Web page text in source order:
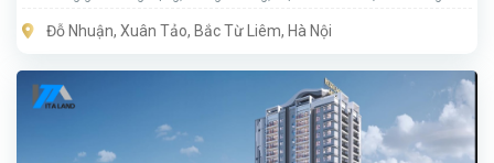
hàng đầu cho các doanh nghiệp tại Hà Nội.
Đỗ Nhuận, Xuân Tảo, Bắc Từ Liêm, Hà Nội